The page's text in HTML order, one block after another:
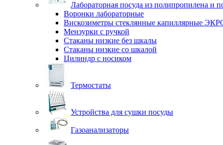
Лабораторная посуда из полипропилена и
Воронки лабораторные
Вискозиметры стеклянные капиллярные
Мензурки с ручкой
Стаканы низкие без шкалы
Стаканы низкие со шкалой
Цилиндр с носиком
Термостаты
Устройства для сушки посуды
Газоанализаторы